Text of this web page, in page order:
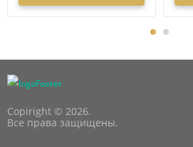
Copiright © 2026.
Все права защищены.